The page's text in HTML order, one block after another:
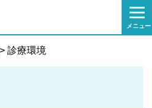
メニュー
> 診療環境